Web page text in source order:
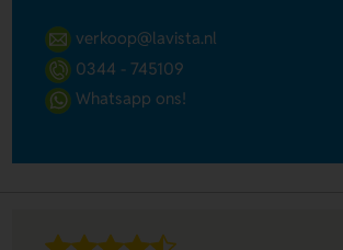
verkoop@lavista.nl
0344 - 745109
Whatsapp ons!